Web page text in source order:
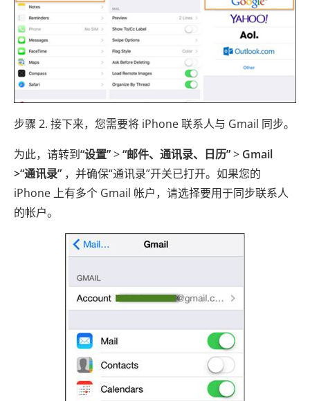
步骤 2. 接下来，您需要将 iPhone 联系人与 Gmail 同步。
为此，请转到“设置”>“邮件、通讯录、日历”> Gmail
>“通讯录” ，并确保“通讯录”开关已打开。如果您的
iPhone 上有多个 Gmail 帐户，请选择要用于同步联系人
的帐户。